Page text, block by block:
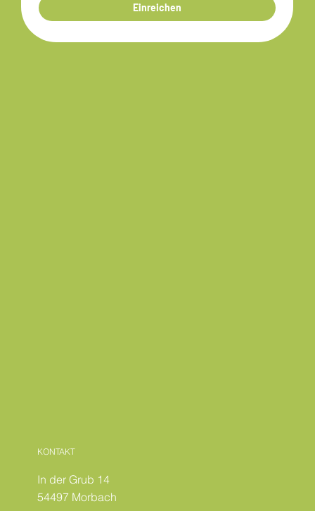
Einreichen
KONTAKT
In der Grub 14
54497 Morbach